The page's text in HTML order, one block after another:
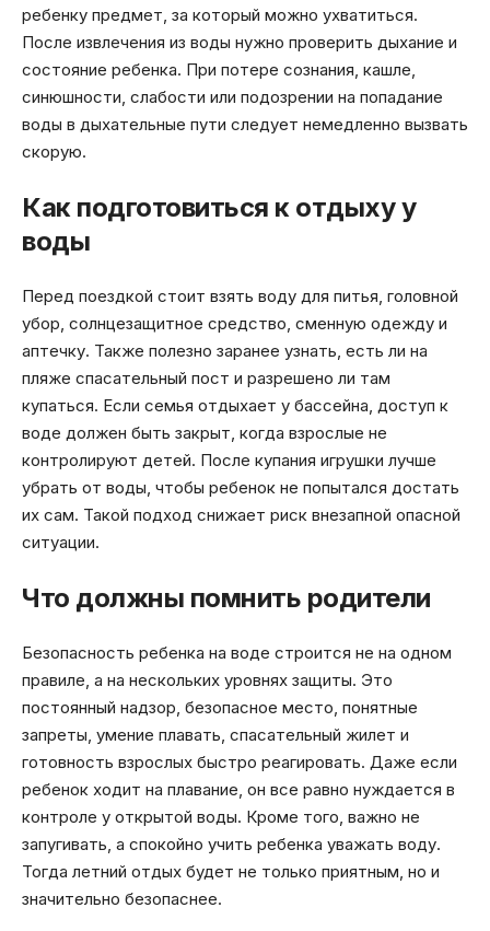
ребенку предмет, за который можно ухватиться.
После извлечения из воды нужно проверить дыхание и
состояние ребенка. При потере сознания, кашле,
синюшности, слабости или подозрении на попадание
воды в дыхательные пути следует немедленно вызвать
скорую.
Как подготовиться к отдыху у
воды
Перед поездкой стоит взять воду для питья, головной
убор, солнцезащитное средство, сменную одежду и
аптечку. Также полезно заранее узнать, есть ли на
пляже спасательный пост и разрешено ли там
купаться. Если семья отдыхает у бассейна, доступ к
воде должен быть закрыт, когда взрослые не
контролируют детей. После купания игрушки лучше
убрать от воды, чтобы ребенок не попытался достать
их сам. Такой подход снижает риск внезапной опасной
ситуации.
Что должны помнить родители
Безопасность ребенка на воде строится не на одном
правиле, а на нескольких уровнях защиты. Это
постоянный надзор, безопасное место, понятные
запреты, умение плавать, спасательный жилет и
готовность взрослых быстро реагировать. Даже если
ребенок ходит на плавание, он все равно нуждается в
контроле у открытой воды. Кроме того, важно не
запугивать, а спокойно учить ребенка уважать воду.
Тогда летний отдых будет не только приятным, но и
значительно безопаснее.